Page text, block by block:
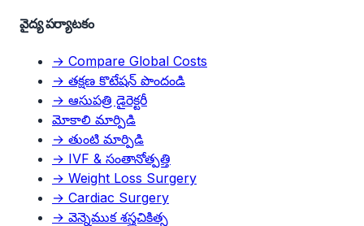
వైద్య పర్యాటకం
→ Compare Global Costs
→ తక్షణ కొటేషన్ పొందండి
→ ఆసుపత్రి డైరెక్టరీ
మోకాలి మార్పిడి
→ తుంటి మార్పిడి
→ IVF & సంతానోత్పత్తి
→ Weight Loss Surgery
→ Cardiac Surgery
→ వెన్నెముక శస్త్రచికిత్స